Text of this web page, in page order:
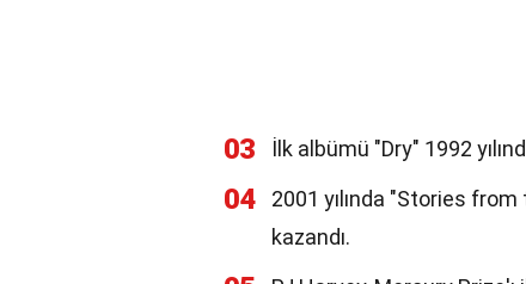
03 İlk albümü "Dry" 1992
04
2001 yılında "Stories
kazandı.